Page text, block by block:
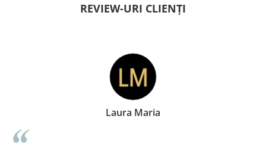
REVIEW-URI CLIENȚI
Doina Georgescu